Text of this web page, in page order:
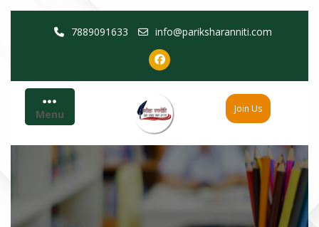
7889091633 info@pariksharanniti.com
Menu Join Us